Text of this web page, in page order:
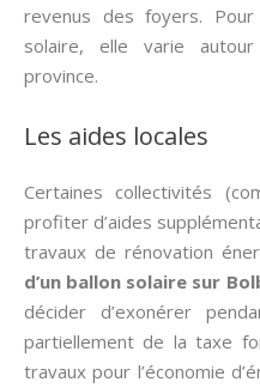
revenus des foyers. Pour
solaire, elle varie autour
province.
Les aides locales
Certaines collectivités
profiter d’aides
travaux de rénovation
d’un ballon solaire sur
décider d’exonérer
partiellement de la taxe
travaux pour l’économie